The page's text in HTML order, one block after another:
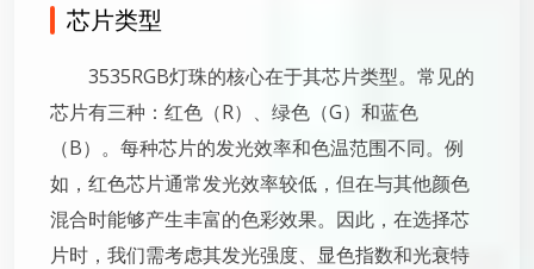
芯片类型
3535RGB灯珠的核心在于其芯片类型。常见的
芯片有三种：红色（R）、绿色（G）和蓝色
（B）。每种芯片的发光效率和色温范围不同。例
如，红色芯片通常发光效率较低，但在与其他颜色
混合时能够产生丰富的色彩效果。因此，在选择芯
片时，我们需考虑其发光强度、显色指数和光衰特